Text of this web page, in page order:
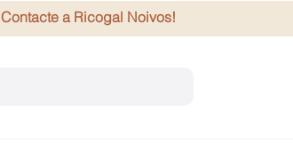
Contacte a Ricogal Noivos!